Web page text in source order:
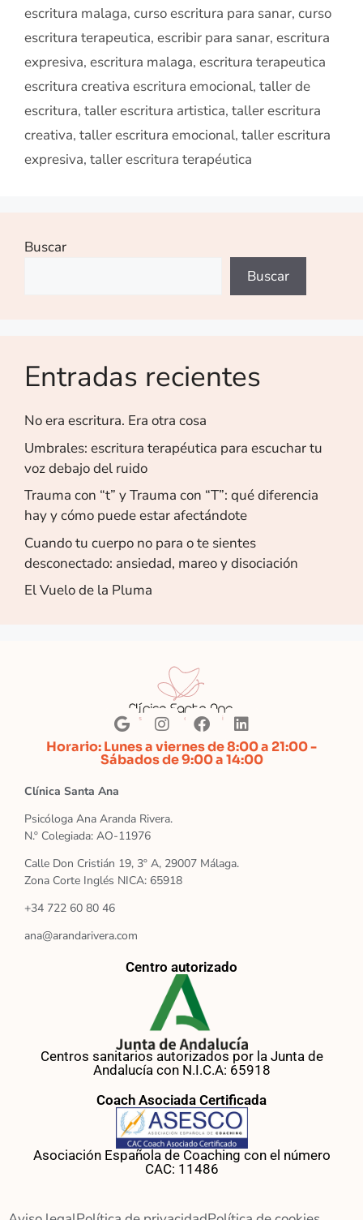
escritura malaga, curso escritura para sanar, curso
escritura terapeutica, escribir para sanar, escritura
expresiva, escritura malaga, escritura terapeutica
escritura creativa escritura emocional, taller de
escritura, taller escritura artistica, taller escritura
creativa, taller escritura emocional, taller escritura
expresiva, taller escritura terapéutica
Buscar
Buscar
Entradas recientes
No era escritura. Era otra cosa
Umbrales: escritura terapéutica para escuchar tu
voz debajo del ruido
Trauma con “t” y Trauma con “T”: qué diferencia
hay y cómo puede estar afectándote
Cuando tu cuerpo no para o te sientes
desconectado: ansiedad, mareo y disociación
El Vuelo de la Pluma
Horario: Lunes a viernes de 8:00 a 21:00 -
Sábados de 9:00 a 14:00
Clínica Santa Ana
Psicóloga Ana Aranda Rivera.
N.º Colegiada: AO-11976
Calle Don Cristián 19, 3º A, 29007 Málaga.
Zona Corte Inglés NICA: 65918
+34 722 60 80 46
ana@arandarivera.com
Centro autorizado
Centros sanitarios autorizados por la Junta de
Andalucía con N.I.C.A: 65918
Coach Asociada Certificada
Asociación Española de Coaching con el número
CAC: 11486